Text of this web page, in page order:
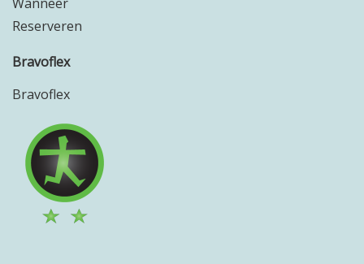
Reserveren
Bravoflex
Bravoflex